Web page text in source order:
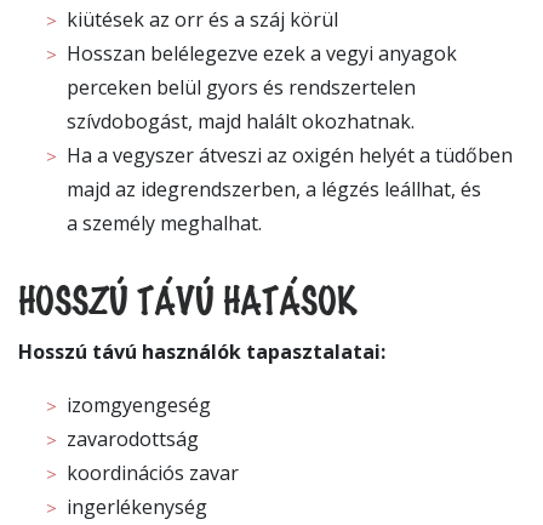
kiütések az orr és a száj körül
Hosszan belélegezve ezek a vegyi anyagok
perceken belül gyors és rendszertelen
szívdobogást, majd halált okozhatnak.
Ha a vegyszer átveszi az oxigén helyét a tüdőben
majd az idegrendszerben, a légzés leállhat, és
a személy meghalhat.
HOSSZÚ TÁVÚ HATÁSOK
Hosszú távú használók tapasztalatai:
izomgyengeség
zavarodottság
koordinációs zavar
ingerlékenység